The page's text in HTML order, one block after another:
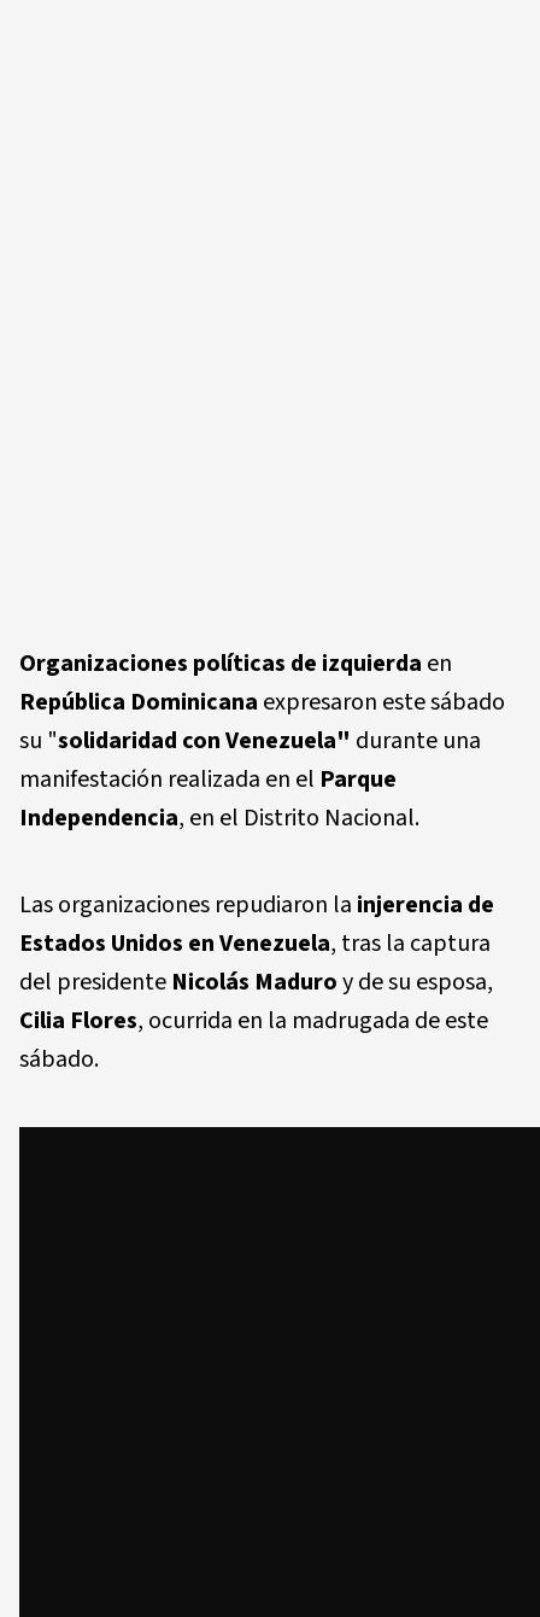
Organizaciones políticas de izquierda en
República Dominicana expresaron este sábado
su "solidaridad con Venezuela" durante una
manifestación realizada en el Parque
Independencia, en el Distrito Nacional.
Las organizaciones repudiaron la injerencia de
Estados Unidos en Venezuela, tras la captura
del presidente Nicolás Maduroy de su esposa,
Cilia Flores, ocurrida en la madrugada de este
sábado.